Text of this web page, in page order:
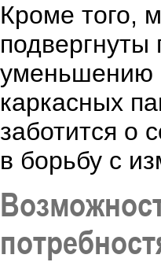
Кроме того,
подвергнуты
уменьшению
каркасных
заботится о
в борьбу с